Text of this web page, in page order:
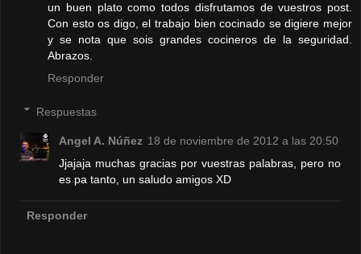
un buen plato como todos disfrutamos de vuestros post.
Con esto os digo, el trabajo bien cocinado se digiere mejor
y se nota que sois grandes cocineros de la seguridad.
Abrazos.
Responder
Respuestas
Angel A. Núñez 18 de noviembre de 2012 a las 20:50
Jjajaja muchas gracias por vuestras palabras, pero no
es pa tanto, un saludo amigos XD
Responder